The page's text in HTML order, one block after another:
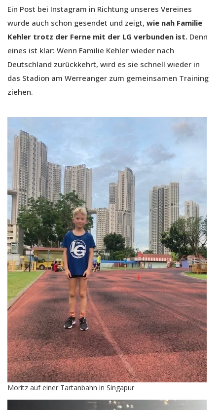
Ein Post bei Instagram in Richtung unseres Vereines
wurde auch schon gesendet und zeigt, wie nah Familie
Kehler trotz der Ferne mit der LG verbunden ist. Denn
eines ist klar: Wenn Familie Kehler wieder nach
Deutschland zurückkehrt, wird es sie schnell wieder in
das Stadion am Werreanger zum gemeinsamen Training
ziehen.
Moritz auf einer Tartanbahn in Singapur